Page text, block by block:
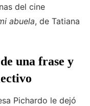
del cine
abuela, de Tatiana
una frase y
Pichardo le dejó